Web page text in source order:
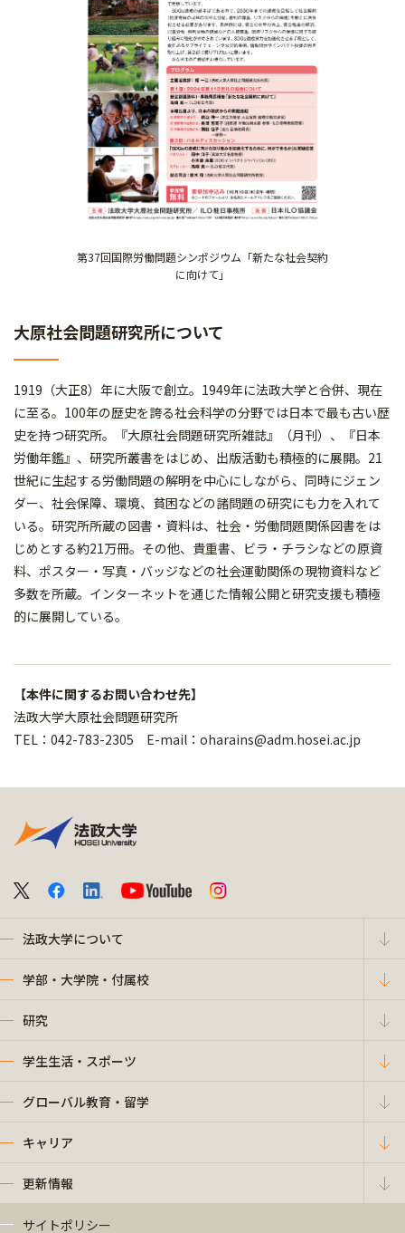
第37回国際労働問題シンポジウム「新たな社会契約
に向けて」
大原社会問題研究所について
1919（大正8）年に大阪で創立。1949年に法政大学と合併、現在
に至る。100年の歴史を誇る社会科学の分野では日本で最も古い歴
史を持つ研究所。『大原社会問題研究所雑誌』（月刊）、『日本
労働年鑑』、研究所叢書をはじめ、出版活動も積極的に展開。21
世紀に生起する労働問題の解明を中心にしながら、同時にジェン
ダー、社会保障、環境、貧困などの諸問題の研究にも力を入れて
いる。研究所所蔵の図書・資料は、社会・労働問題関係図書をは
じめとする約21万冊。その他、貴重書、ビラ・チラシなどの原資
料、ポスター・写真・バッジなどの社会運動関係の現物資料など
多数を所蔵。インターネットを通じた情報公開と研究支援も積極
的に展開している。
【本件に関するお問い合わせ先】
法政大学大原社会問題研究所
TEL：042-783-2305 E-mail：oharains@adm.hosei.ac.jp
法政大学について
学部・大学院・付属校
研究
学生生活・スポーツ
グローバル教育・留学
キャリア
更新情報
サイトポリシー